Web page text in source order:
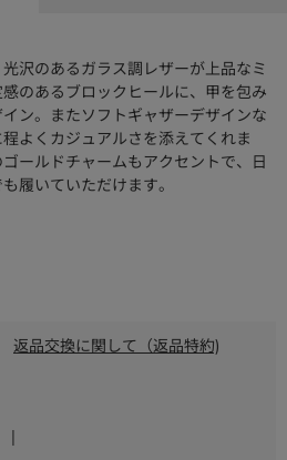
沢のあるガラス調レザーが上品なミ
のあるブロックヒールに、甲を包み
ン。またソフトギャザーデザインな
よくカジュアルさを添えてくれま
ールドチャームもアクセントで、日
履いていただけます。
返品交換に関して（返品特約)
|